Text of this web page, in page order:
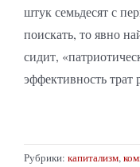
штук семьдесят с
поискать, то явно
сидит,
эффективность трат
Рубрики: капитализм,